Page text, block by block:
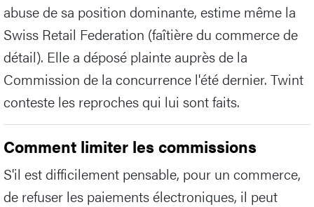
abuse de sa position dominante, estime même la
Swiss Retail Federation (faîtière du commerce de
détail). Elle a déposé plainte auprès de la
Commission de la concurrence l'été dernier. Twint
conteste les reproches qui lui sont faits.
Comment limiter les commissions
S'il est difficilement pensable, pour un commerce,
de refuser les paiements électroniques, il peut